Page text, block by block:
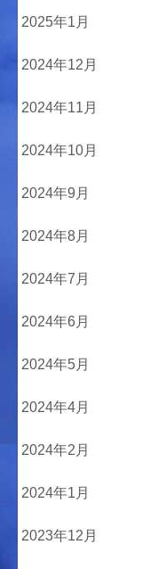
2025年1月
2024年12月
2024年11月
2024年10月
2024年9月
2024年8月
2024年7月
2024年6月
2024年5月
2024年4月
2024年2月
2024年1月
2023年12月